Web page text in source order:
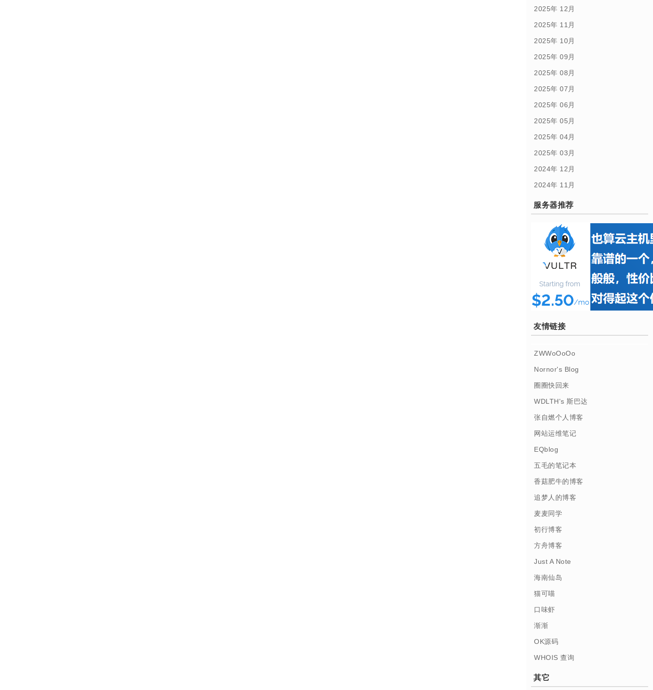
2025年 12月
2025年 11月
2025年 10月
2025年 09月
2025年 08月
2025年 07月
2025年 06月
2025年 05月
2025年 04月
2025年 03月
2024年 12月
2024年 11月
服务器推荐
友情链接
ZWWoOoOo
Nornor's Blog
圈圈快回来
WDLTH's 斯巴达
张自燃个人博客
网站运维笔记
EQblog
五毛的笔记本
香菇肥牛的博客
追梦人的博客
麦麦同学
初行博客
方舟博客
Just A Note
海南仙岛
猫可喵
口味虾
渐渐
OK源码
WHOIS 查询
其它